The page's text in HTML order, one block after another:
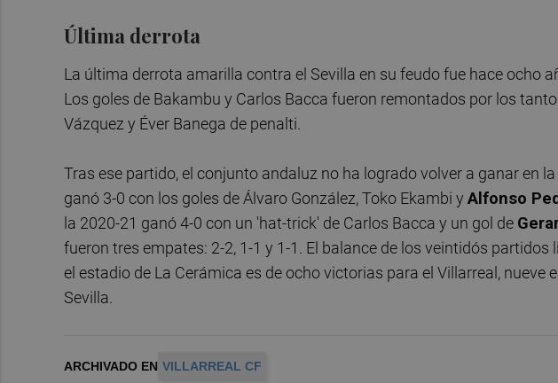
Última derrota
La última derrota amarilla contra el Sevilla en su feudo fue hace ocho
Los goles de Bakambu y Carlos Bacca fueron remontados por los
Vázquez y Éver Banega de penalti.
Tras ese partido, el conjunto andaluz no ha logrado volver a ganar en
ganó 3-0 con los goles de Álvaro González, Toko Ekambi y Alfonso
la 2020-21 ganó 4-0 con un 'hat-trick' de Carlos Bacca y un gol de
fueron tres empates: 2-2, 1-1 y 1-1. El balance de los veintidós
el estadio de La Cerámica es de ocho victorias para el Villarreal, nueve
Sevilla.
ARCHIVADO EN VILLARREAL CF